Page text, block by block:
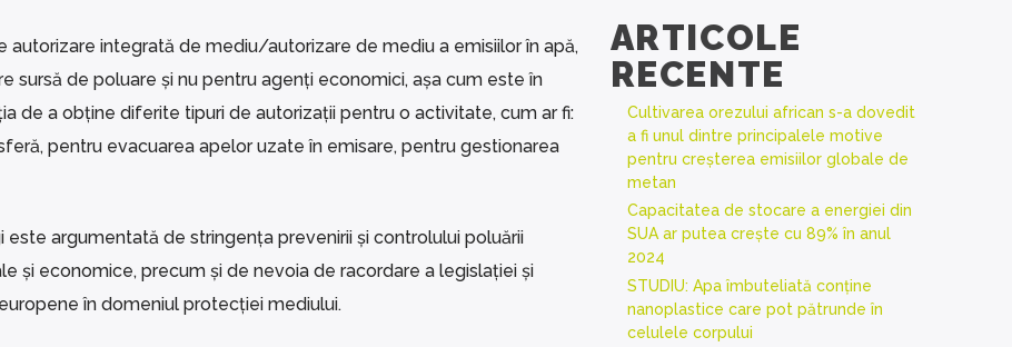
autorizare integrată de mediu/autorizare de mediu a emisiilor în apă,
sursă de poluare și nu pentru agenți economici, așa cum este în
de a obține diferite tipuri de autorizații pentru o activitate, cum ar fi:
pentru evacuarea apelor uzate în emisare, pentru gestionarea
argumentată de stringența prevenirii și controlului poluării
și economice, precum și de nevoia de racordare a legislației și
în domeniul protecției mediului.
ARTICOLE
RECENTE
Cultivarea orezului african s-a dovedit
a fi unul dintre principalele motive
pentru creșterea emisiilor globale de
metan
Capacitatea de stocare a energiei din
SUA ar putea crește cu 89% în anul
2024
STUDIU: Apa îmbuteliată conține
nanoplastice care pot pătrunde în
celulele corpului